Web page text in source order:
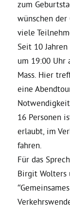
Robin Korte,
Delegierte
Grüne
Ratsfraktion
Ratsmitglieder
zum
wünschen der
viele
Seit 10
um 19:00 Uhr
Mass. Hier
eine
16 Personen
erlaubt, im
fahren.
Für das
Birgit Wolters